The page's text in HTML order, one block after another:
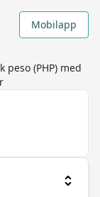
Mobilapp
peso (PHP) med